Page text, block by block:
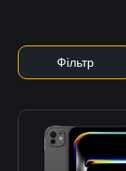
Фільтр